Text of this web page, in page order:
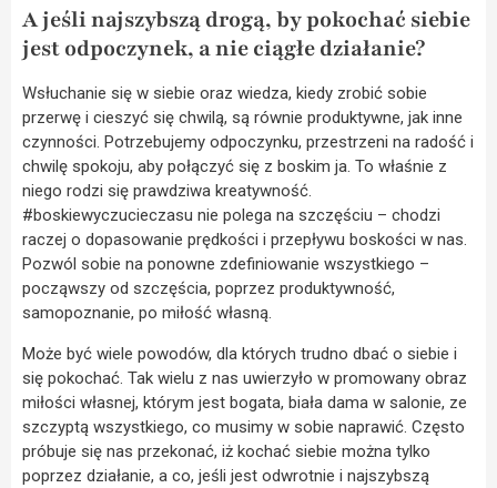
A jeśli najszybszą drogą, by pokochać siebie
jest odpoczynek, a nie ciągłe działanie?
Wsłuchanie się w siebie oraz wiedza, kiedy zrobić sobie
przerwę i cieszyć się chwilą, są równie produktywne, jak inne
czynności. Potrzebujemy odpoczynku, przestrzeni na radość i
chwilę spokoju, aby połączyć się z boskim ja. To właśnie z
niego rodzi się prawdziwa kreatywność.
#boskiewyczucieczasu nie polega na szczęściu – chodzi
raczej o dopasowanie prędkości i przepływu boskości w nas.
Pozwól sobie na ponowne zdefiniowanie wszystkiego –
począwszy od szczęścia, poprzez produktywność,
samopoznanie, po miłość własną.
Może być wiele powodów, dla których trudno dbać o siebie i
się pokochać. Tak wielu z nas uwierzyło w promowany obraz
miłości własnej, którym jest bogata, biała dama w salonie, ze
szczyptą wszystkiego, co musimy w sobie naprawić. Często
próbuje się nas przekonać, iż kochać siebie można tylko
poprzez działanie, a co, jeśli jest odwrotnie i najszybszą